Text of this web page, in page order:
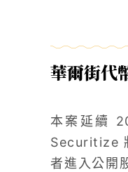
華爾街代
本案延續
Securitize
者進入公開